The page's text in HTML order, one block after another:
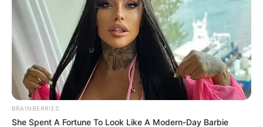
BRAINBERRIES
She Spent A Fortune To Look Like A Modern-Day Barbie